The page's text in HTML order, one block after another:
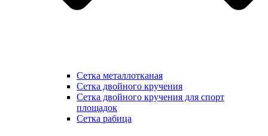
Сетка металлотканая
Сетка двойного кручения
Сетка двойного кручения для спорт
площадок
Сетка рабица